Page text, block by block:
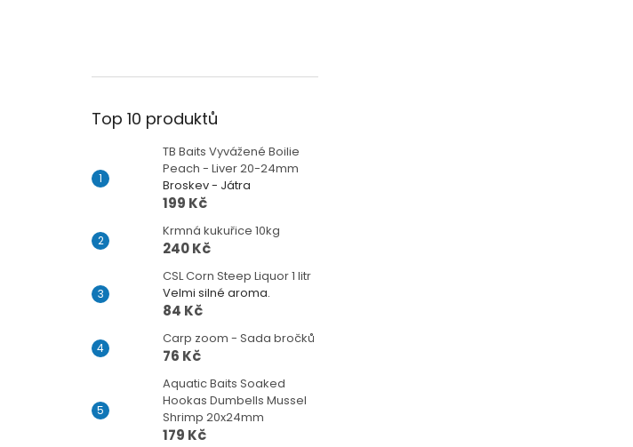
Top 10 produktů
TB Baits Vyvážené Boilie
Peach - Liver 20-24mm
Broskev - Játra
199 Kč
Krmná kukuřice 10kg
240 Kč
CSL Corn Steep Liquor 1 litr
Velmi silné aroma.
84 Kč
Carp zoom - Sada bročků
76 Kč
Aquatic Baits Soaked
Hookas Dumbells Mussel
Shrimp 20x24mm
179 Kč